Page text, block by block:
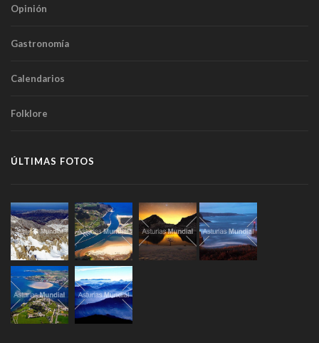
Opinión
Gastronomía
Calendarios
Folklore
ÚLTIMAS FOTOS